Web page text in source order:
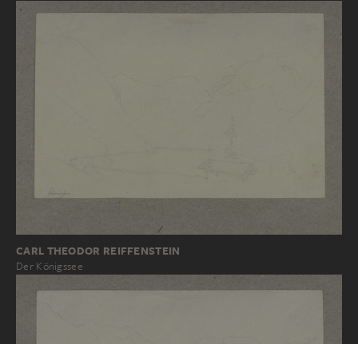
CARL THEODOR REIFFENSTEIN
Der Königssee